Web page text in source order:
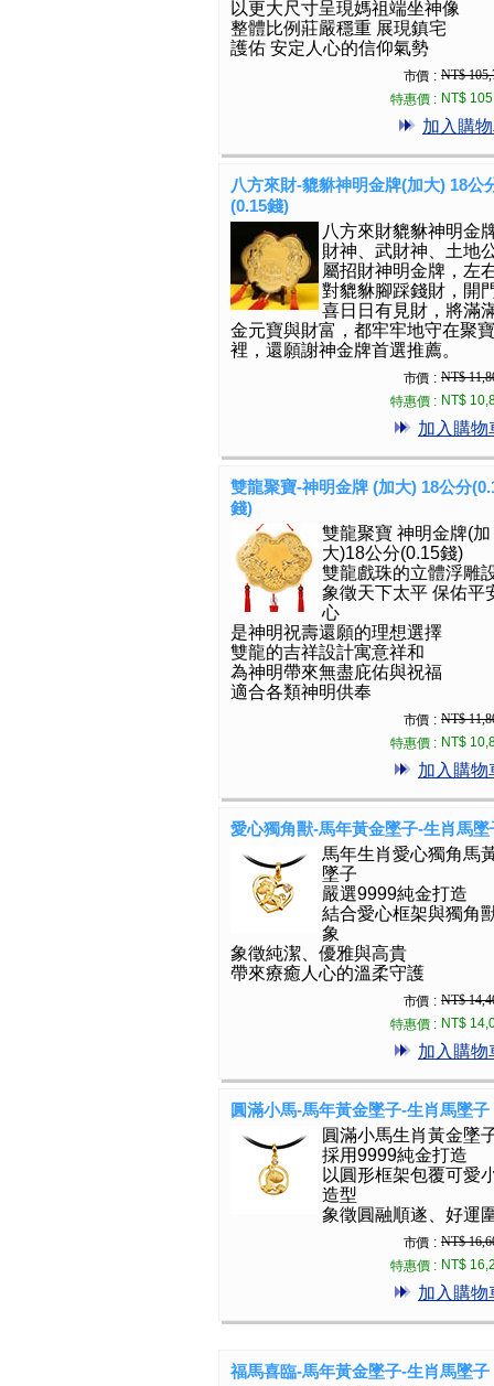
以更大尺寸呈現媽祖端坐神像
整體比例莊嚴穩重 展現鎮宅
護佑 安定人心的信仰氣勢
市價 : NT$
特惠價 : NT$
加入購
八方來財-貔貅神明金牌(加大) 18公
(0.15錢)
八方來財貔貅神明金
財神、武財神、土地
屬招財神明金牌，左
對貔貅腳踩錢財，開
喜日日有見財，將滿
金元寶與財富，都牢牢地守在聚
裡，還願謝神金牌首選推薦。
市價 : NT$
特惠價 : NT$
加入購物
雙龍聚寶-神明金牌 (加大) 18公分
錢)
雙龍聚寶 神明金牌(加
大)18公分(0.15錢)
雙龍戲珠的立體浮雕
象徵天下太平 保佑平
心
是神明祝壽還願的理想選擇
雙龍的吉祥設計寓意祥和
為神明帶來無盡庇佑與祝福
適合各類神明供奉
市價 : NT$
特惠價 : NT$
加入購物
愛心獨角獸-馬年黃金墜子-生肖馬墜
馬年生肖愛心獨角馬
墜子
嚴選9999純金打造
結合愛心框架與獨角
象
象徵純潔、優雅與高貴
帶來療癒人心的溫柔守護
市價 : NT$
特惠價 : NT$
加入購物
圓滿小馬-馬年黃金墜子-生肖馬墜子
圓滿小馬生肖黃金墜
採用9999純金打造
以圓形框架包覆可愛
造型
象徵圓融順遂、好運
市價 : NT$
特惠價 : NT$
加入購物
福馬喜臨-馬年黃金墜子-生肖馬墜子